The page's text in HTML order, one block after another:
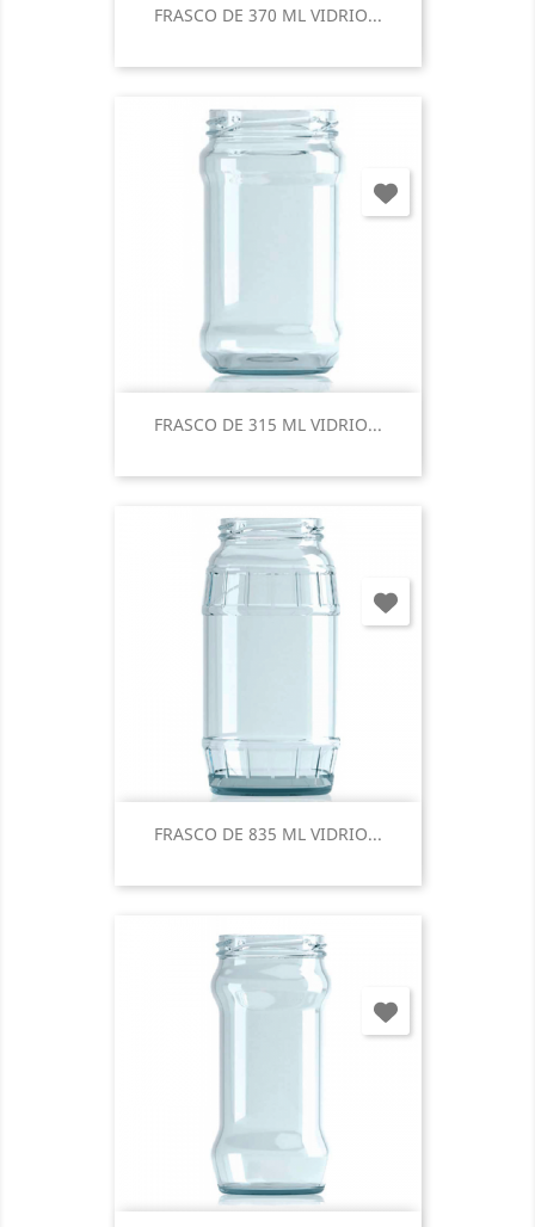
FRASCO DE 370 ML VIDRIO...
FRASCO DE 315 ML VIDRIO...
FRASCO DE 835 ML VIDRIO...